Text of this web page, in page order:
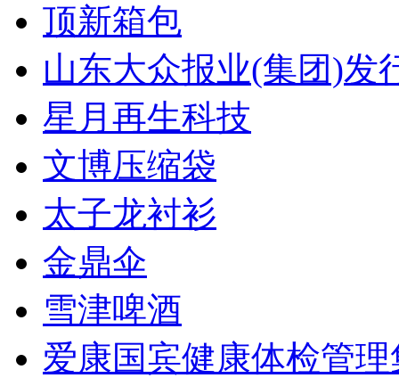
顶新箱包
山东大众报业(集团)发
星月再生科技
文博压缩袋
太子龙衬衫
金鼎伞
雪津啤酒
爱康国宾健康体检管理